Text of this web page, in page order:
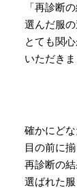
「再診断
選んだ服
とても関
いただきま
確かにど
目の前に
再診断の
選ばれた